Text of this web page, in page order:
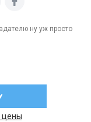
ну уж просто
цены